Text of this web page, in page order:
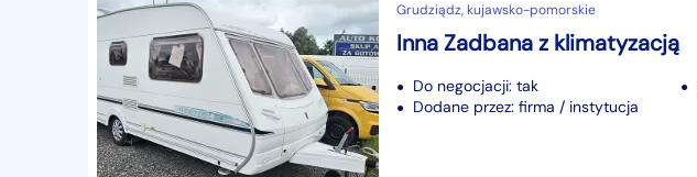
Grudziądz, kujawsko-pomorskie
Inna Zadbana z klimatyzacją
Do negocjacji: tak
Dodane przez: firma / instytucja